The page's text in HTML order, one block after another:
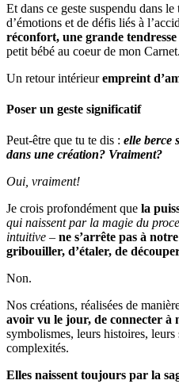
Et dans ce geste suspendu dans
d’émotions et de défis liés à
réconfort, une grande tendresse
petit bébé au coeur de mon Carnet.
Un retour intérieurempreint
Poser un geste significatif
Peut-être que tu te dis : elle berce
dans une création? Vraiment?
Oui, vraiment!
Je crois profondément que la
qui naissent par la magie du
intuitive – ne s’arrête pas à
gribouiller, d’étaler, de
Non.
Nos créations, réalisées de
avoir vu le jour, de connecter à
symbolismes, leurs histoires,
complexités.
Elles naissent toujours par la